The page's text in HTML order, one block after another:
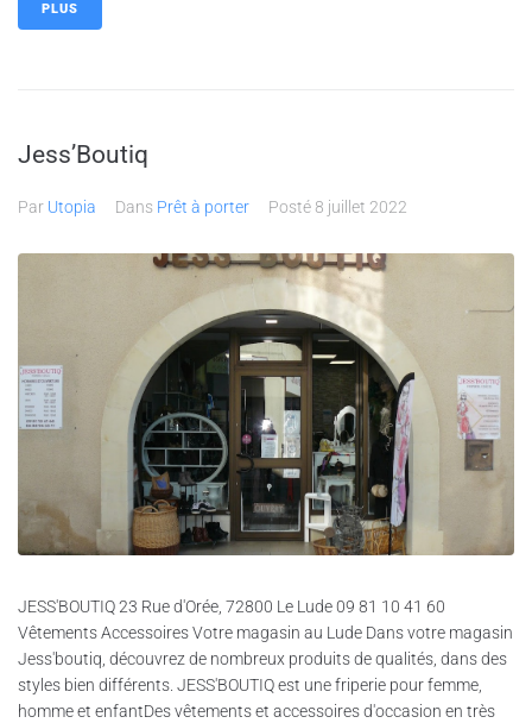
PLUS
Jess’Boutiq
Par Utopia Dans Prêt à porter Posté 8 juillet 2022
JESS'BOUTIQ 23 Rue d'Orée, 72800 Le Lude 09 81 10 41 60
Vêtements Accessoires Votre magasin au Lude Dans votre magasin
Jess'boutiq, découvrez de nombreux produits de qualités, dans des
styles bien différents. JESS'BOUTIQ est une friperie pour femme,
homme et enfantDes vêtements et accessoires d'occasion en très